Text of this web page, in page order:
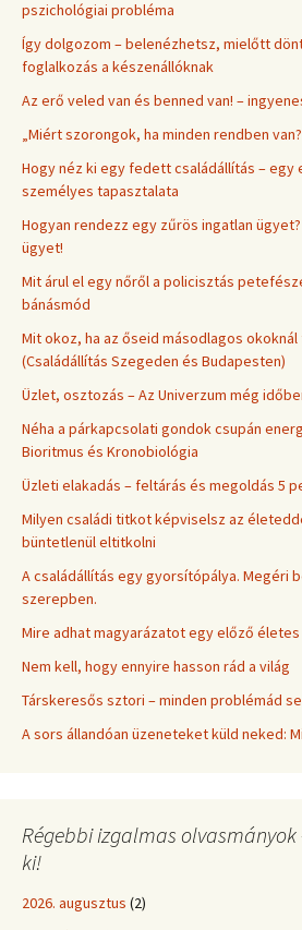
pszichológiai probléma
Így dolgozom – belenézhetsz, mielőtt
foglalkozás a készenállóknak
Az erő veled van és benned van! –
„Miért szorongok, ha minden rendben
Hogy néz ki egy fedett családállítás – egy
személyes tapasztalata
Hogyan rendezz egy zűrös ingatlan
ügyet!
Mit árul el egy nőről a policisztás
bánásmód
Mit okoz, ha az őseid másodlagos
(Családállítás Szegeden és Budapesten)
Üzlet, osztozás – Az Univerzum még
Néha a párkapcsolati gondok csupán
Bioritmus és Kronobiológia
Üzleti elakadás – feltárás és megoldás 5
Milyen családi titkot képviselsz az
büntetlenül eltitkolni
A családállítás egy gyorsítópálya. Megéri
szerepben.
Mire adhat magyarázatot egy előző életes
Nem kell, hogy ennyire hasson rád a világ
Társkeresős sztori – minden problémád
A sors állandóan üzeneteket küld neked:
Régebbi izgalmas olvasmányok
ki!
2026. augusztus (2)